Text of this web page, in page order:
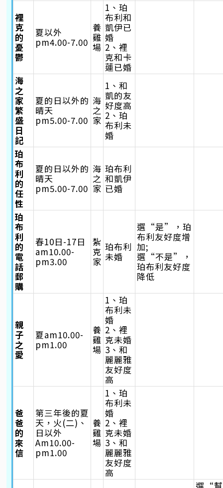
裡
克
的
憂
鬱
夏以外
pm4.00-7.00
養
雞
場
1、珀
布利和
凱伊已
婚
2、裡
克和卡
蓮已婚
海
之
家
繁
盛
日
記
夏的日以外的
晴天
pm5.00-7.00
海
之
家
1、和
凱的友
好度高
2、珀
布利未
婚
珀
布
利
的
任
性
夏的日以外的
晴天
pm5.00-7.00
海
之
家
珀布利
和凱伊
已婚
珀
布
利
的
電
話
郵
購
春10日-17日
am10.00-
pm3.00
紮
克
家
珀布利
未婚
選“是”，珀
布利友好度增
加;
選“不是”，
珀布利友好度
降低
親
子
之
愛
夏am10.00-
pm1.00
養
雞
場
1、珀
布利未
婚
2、裡
克未婚
3、和
麗麗雅
友好度
高
爸
爸
的
來
信
第三年後的夏
天，火(二)、
日以外
Am10.00-
pm1.00
養
雞
場
1、珀
布利未
婚
2、裡
克未婚
3、和
麗麗雅
友好度
高